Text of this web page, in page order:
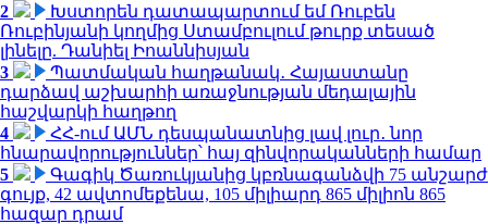
2
Խստորեն դատապարտում եմ Ռուբեն
Ռուբինյանի կողմից Ստամբուլում թուրք տեսած
լինելը. Դանիել Իոաննիսյան
3
Պատմական հաղթանակ․ Հայաստանը
դարձավ աշխարհի առաջնության մեդալային
հաշվարկի հաղթող
4
ՀՀ-ում ԱՄՆ դեսպանատնից լավ լուր․ նոր
հնարավորություններ՝ հայ զինվորականների համար
5
Գագիկ Ծառուկյանից կբռնագանձվի 75 անշարժ
գույք, 42 ավտոմեքենա, 105 միլիարդ 865 միլիոն 865
հազար դրամ